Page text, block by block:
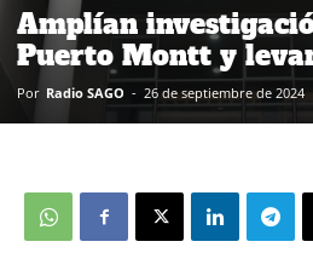
Amplían
Puerto Montt y
Por Radio SAGO - 26 de septiembre de 2024